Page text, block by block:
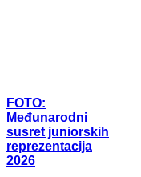
FOTO:
Međunarodni
susret juniorskih
reprezentacija
2026